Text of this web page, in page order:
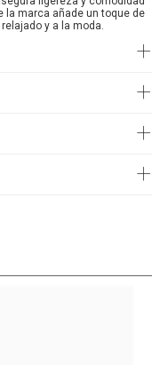
la marca añade un toque de
y a la moda.